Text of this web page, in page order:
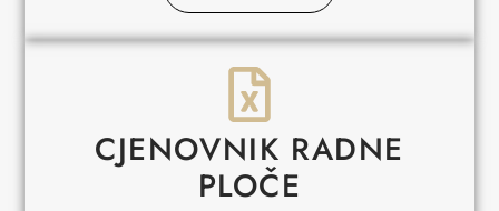
CJENOVNIK RADNE
PLOČE